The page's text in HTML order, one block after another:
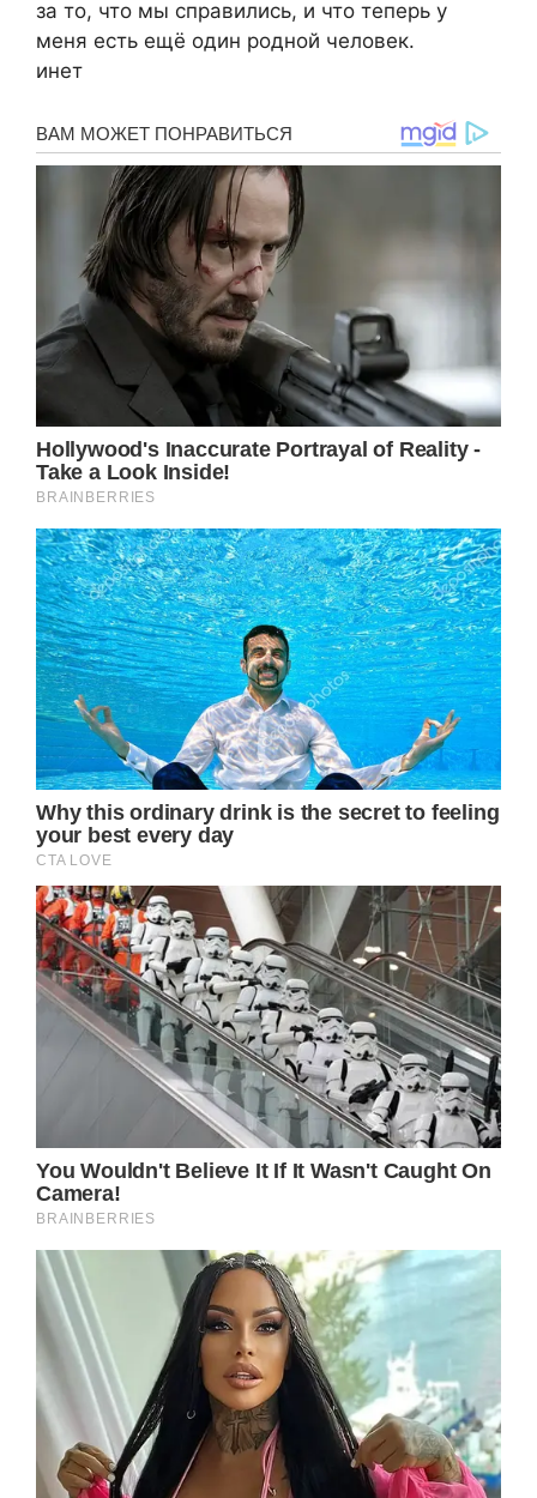
за то, что мы справились, и что теперь у
меня есть ещё один родной человек.
инет